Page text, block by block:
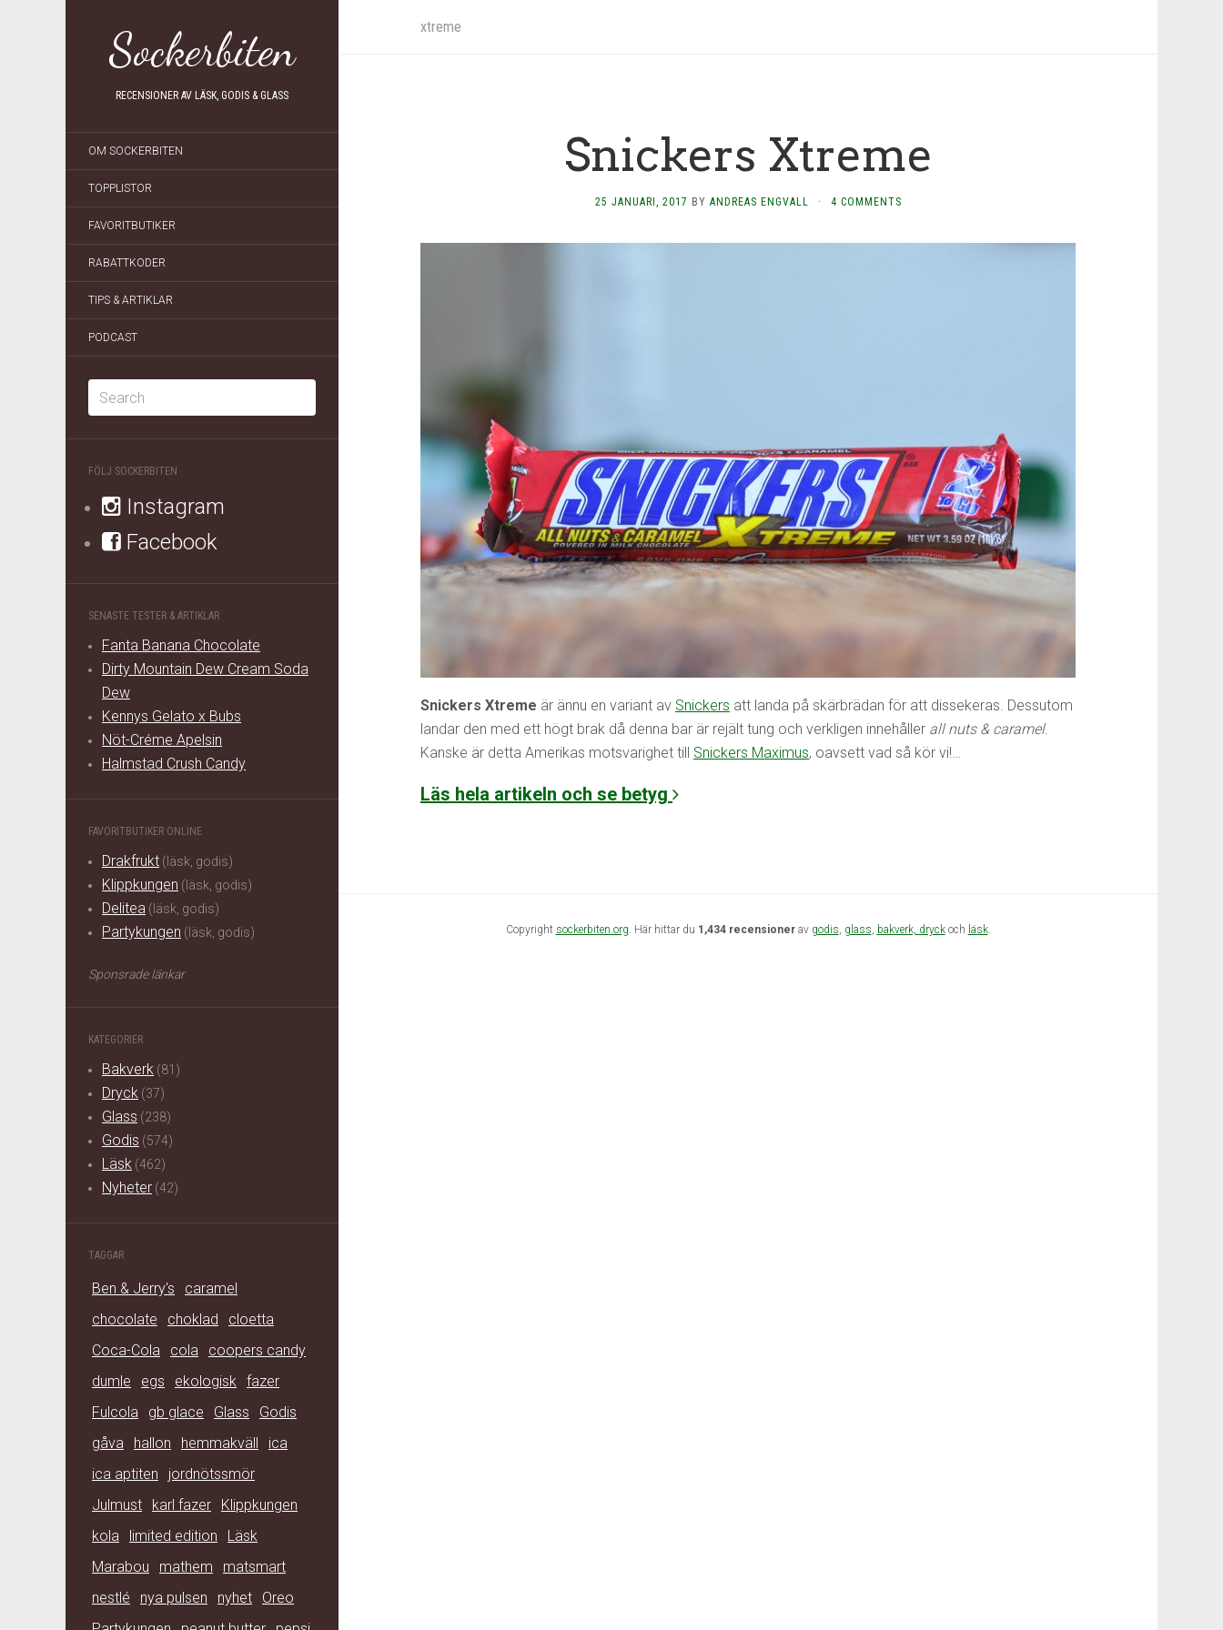
Sockerbiten
RECENSIONER AV LÄSK, GODIS & GLASS
OM SOCKERBITEN
TOPPLISTOR
FAVORITBUTIKER
RABATTKODER
TIPS & ARTIKLAR
PODCAST
FÖLJ SOCKERBITEN
Instagram
Facebook
SENASTE TESTER & ARTIKLAR
Fanta Banana Chocolate
Dirty Mountain Dew Cream Soda
Dew
Kennys Gelato x Bubs
Nöt-Créme Apelsin
Halmstad Crush Candy
FAVORITBUTIKER ONLINE
Drakfrukt (läsk, godis)
Klippkungen (läsk, godis)
Delitea (läsk, godis)
Partykungen (läsk, godis)
Sponsrade länkar
KATEGORIER
Bakverk (81)
Dryck (37)
Glass (238)
Godis (574)
Läsk (462)
Nyheter (42)
TAGGAR
Ben & Jerry's
caramel
chocolate
choklad
cloetta
Coca-Cola
cola
coopers candy
dumle
egs ekologisk fazer
Fulcola
gb glace Glass
Godis
gåva
hallon hemmakväll
ica
ica aptiten
jordnötssmör
Julmust
karl fazer
Klippkungen
kola
limited edition
Läsk
Marabou
mathem
matsmart
nestlé
nya pulsen nyhet
Oreo
xtreme
Snickers Xtreme
25 JANUARI, 2017 BY ANDREAS ENGVALL · 4 COMMENTS
Snickers Xtreme är ännu en variant av Snickers att landa på skärbrädan för att dissekeras. Dessutom
landar den med ett högt brak då denna bar är rejält tung och verkligen innehåller all nuts & caramel.
Kanske är detta Amerikas motsvarighet till Snickers Maximus, oavsett vad så kör vi!…
Läs hela artikeln och se betyg
Copyright sockerbiten.org. Här hittar du 1,434 recensionerav godis, glass, bakverk, dryckoch läsk.